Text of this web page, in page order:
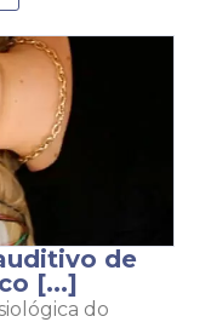
de
[...]
do